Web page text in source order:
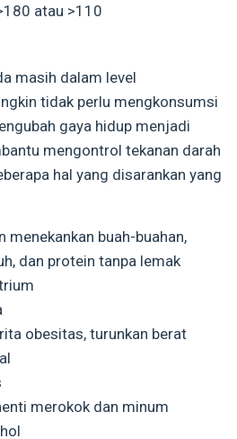
atau >110
masih dalam level
tidak perlu mengkonsumsi
gaya hidup menjadi
mengontrol tekanan darah
hal yang disarankan yang
menekankan buah-buahan,
dan protein tanpa lemak
obesitas, turunkan berat
merokok dan minum